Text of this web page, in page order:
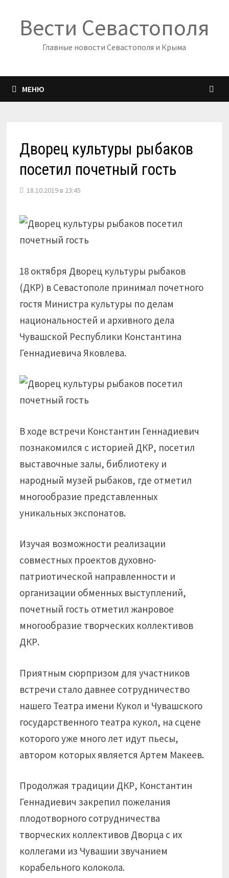
содержимому
Вести Севастополя
Главные новости Севастополя и Крыма
МЕНЮ
Дворец культуры рыбаков
посетил почетный гость
18.10.2019 в 23:45
18 октября Дворец культуры рыбаков
(ДКР) в Севастополе принимал почетного
гостя Министра культуры по делам
национальностей и архивного дела
Чувашской Республики Константина
Геннадиевича Яковлева.
В ходе встречи Константин Геннадиевич
познакомился с историей ДКР, посетил
выставочные залы, библиотеку и
народный музей рыбаков, где отметил
многообразие представленных
уникальных экспонатов.
Изучая возможности реализации
совместных проектов духовно-
патриотической направленности и
организации обменных выступлений,
почетный гость отметил жанровое
многообразие творческих коллективов
ДКР.
Приятным сюрпризом для участников
встречи стало давнее сотрудничество
нашего Театра имени Кукол и Чувашского
государственного театра кукол, на сцене
которого уже много лет идут пьесы,
автором которых является Артем Макеев.
Продолжая традиции ДКР, Константин
Геннадиевич закрепил пожелания
плодотворного сотрудничества
творческих коллективов Дворца с их
коллегами из Чувашии звучанием
корабельного колокола.